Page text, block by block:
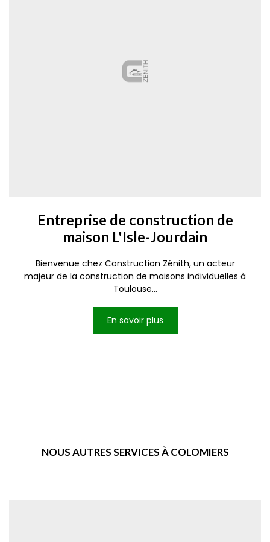
Entreprise de construction de
maison L'Isle-Jourdain
Bienvenue chez Construction Zénith, un acteur
majeur de la construction de maisons individuelles à
Toulouse...
En savoir plus
NOUS AUTRES SERVICES À COLOMIERS